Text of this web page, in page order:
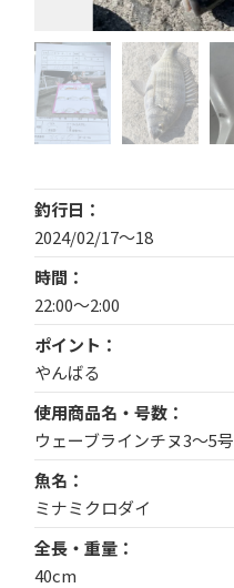
釣行日
2024/02/17〜18
時間
22:00〜2:00
ポイント
やんばる
使用商品名・号数
ウェーブラインチヌ3〜5号
魚名
ミナミクロダイ
全長・重量
40cm